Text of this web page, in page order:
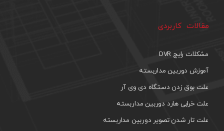
مقالات کاربردی
مشکلات رایج DVR
آموزش دوربین مداربسته
علت بوق زدن دستگاه دی وی آر
علت خرابی هارد دوربین مداربسته
علت تار شدن تصویر دوربین مداربسته